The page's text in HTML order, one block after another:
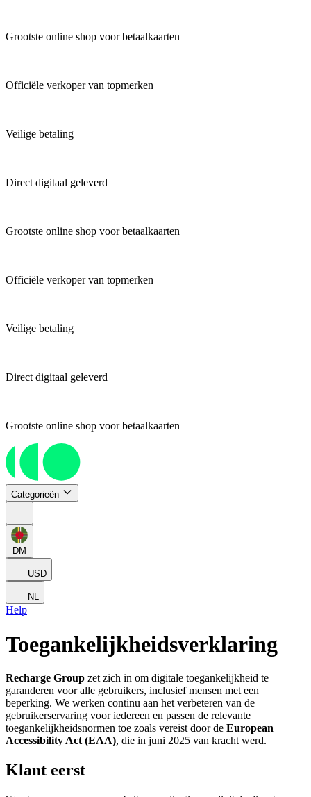
Grootste online shop voor betaalkaarten
Officiële verkoper van topmerken
Veilige betaling
Direct digitaal geleverd
Grootste online shop voor betaalkaarten
Officiële verkoper van topmerken
Veilige betaling
Direct digitaal geleverd
Grootste online shop voor betaalkaarten
Categorieën
DM
USD
NL
Help
Toegankelijkheidsverklaring
Recharge Group zet zich in om digitale toegankelijkheid te
garanderen voor alle gebruikers, inclusief mensen met een
beperking. We werken continu aan het verbeteren van de
gebruikerservaring voor iedereen en passen de relevante
toegankelijkheidsnormen toe zoals vereist door de European
Accessibility Act (EAA), die in juni 2025 van kracht werd.
Klant eerst